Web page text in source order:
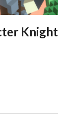
Knight